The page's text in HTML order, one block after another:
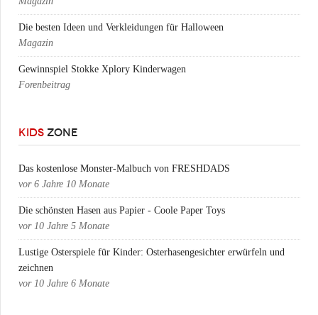
Die besten Ideen und Verkleidungen für Halloween
Magazin
Gewinnspiel Stokke Xplory Kinderwagen
Forenbeitrag
KIDS ZONE
Das kostenlose Monster-Malbuch von FRESHDADS
vor 6 Jahre 10 Monate
Die schönsten Hasen aus Papier - Coole Paper Toys
vor 10 Jahre 5 Monate
Lustige Osterspiele für Kinder: Osterhasengesichter erwürfeln und
zeichnen
vor 10 Jahre 6 Monate